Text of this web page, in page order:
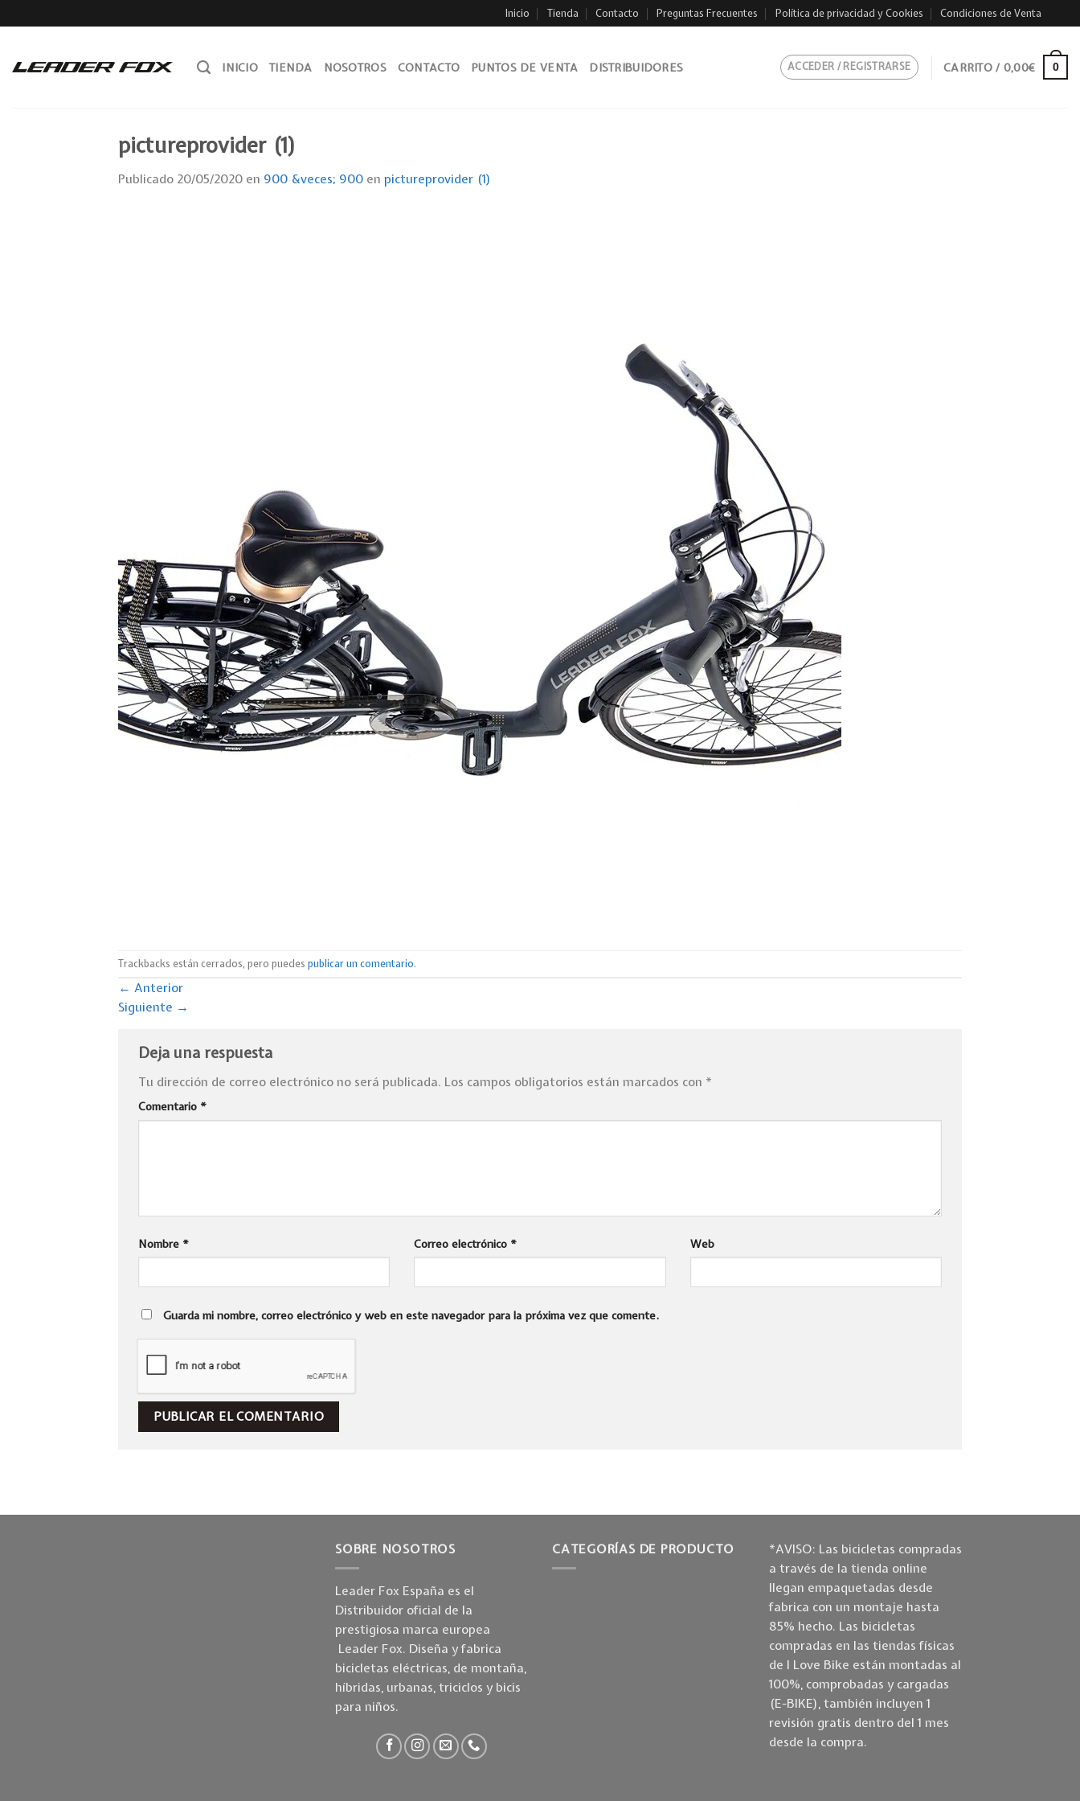
to
Inicio Tienda Contacto Preguntas Frecuentes Política de privacidad y Cookies Condiciones de Venta
INICIO TIENDA NOSOTROS CONTACTO PUNTOS DE VENTA DISTRIBUIDORES ACCEDER / REGISTRARSE CARRITO / 0,00€ 0
pictureprovider (1)
Publicado 20/05/2020 en 900 &veces; 900 en pictureprovider (1)
Trackbacks están cerrados, pero puedes publicar un comentario.
← Anterior
Siguiente →
Deja una respuesta
Tu dirección de correo electrónico no será publicada. Los campos obligatorios están marcados con *
Comentario *
Nombre * Correo electrónico * Web
Guarda mi nombre, correo electrónico y web en este navegador para la próxima vez que comente.
SOBRE NOSOTROS
Leader Fox España es el
Distribuidor oficial de la
prestigiosa marca europea
Leader Fox. Diseña y fabrica
bicicletas eléctricas, de montaña,
híbridas, urbanas, triciclos y bicis
para niños.
CATEGORÍAS DE PRODUCTO
*AVISO: Las bicicletas compradas
a través de la tienda online
llegan empaquetadas desde
fabrica con un montaje hasta
85% hecho. Las bicicletas
compradas en las tiendas físicas
de I Love Bike están montadas al
100%, comprobadas y cargadas
(E-BIKE), también incluyen 1
revisión gratis dentro del 1 mes
desde la compra.